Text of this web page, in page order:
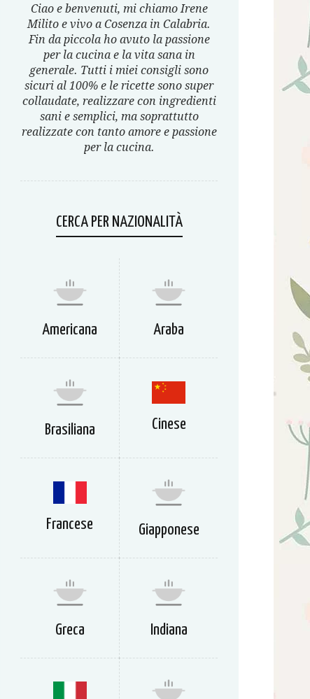
Ciao e benvenuti, mi chiamo Irene
Milito e vivo a Cosenza in Calabria.
Fin da piccola ho avuto la passione
per la cucina e la vita sana in
generale. Tutti i miei consigli sono
sicuri al 100% e le ricette sono super
collaudate, realizzare con ingredienti
sani e semplici, ma soprattutto
realizzate con tanto amore e passione
per la cucina.
CERCA PER NAZIONALITÀ
Americana Araba
Brasiliana Cinese
Francese Giapponese
Greca Indiana